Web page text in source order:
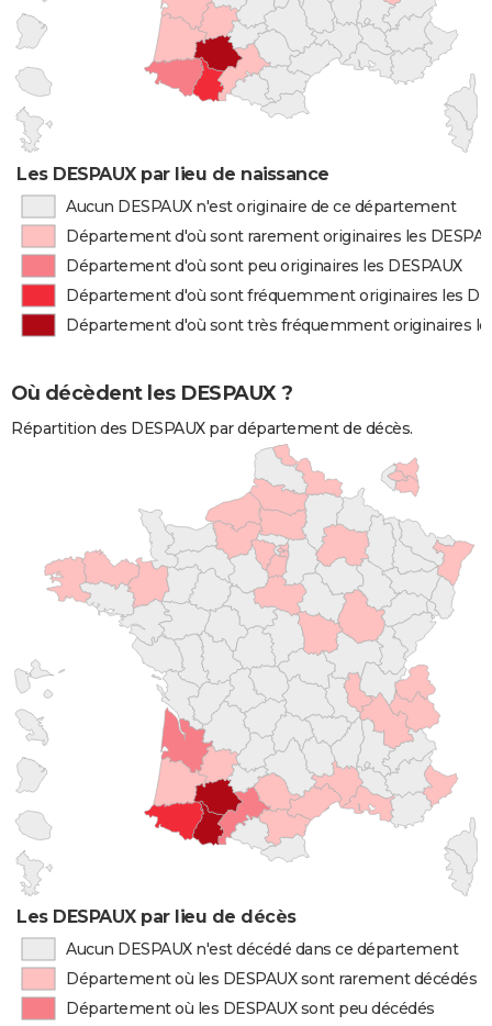
Les DESPAUX par lieu de naissance
Aucun DESPAUX n'est originaire de ce département
Département d'où sont rarement originaires les
Département d'où sont peu originaires les DESPAUX
Département d'où sont fréquemment originaires les
Département d'où sont très fréquemment originaires
Où décèdent les DESPAUX ?
Répartition des DESPAUX par département de décès.
Les DESPAUX par lieu de décès
Aucun DESPAUX n'est décédé dans ce département
Département où les DESPAUX sont rarement décédés
Département où les DESPAUX sont peu décédés